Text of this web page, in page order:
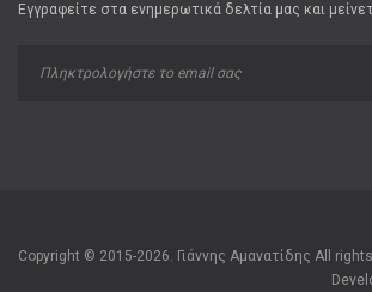
Εγγραφείτε στα ενημερωτικά δελτία μας και
Copyright © 2015-2026. Γιάννης Αμανατίδης All